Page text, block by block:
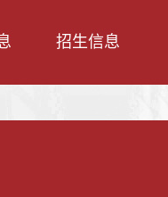
招生信息